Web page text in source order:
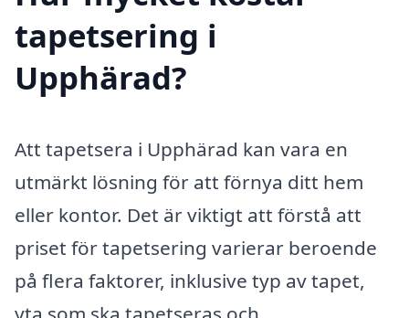
tapetsering i
Upphärad?
Att tapetsera i Upphärad kan vara en
utmärkt lösning för att förnya ditt hem
eller kontor. Det är viktigt att förstå att
priset för tapetsering varierar beroende
på flera faktorer, inklusive typ av tapet,